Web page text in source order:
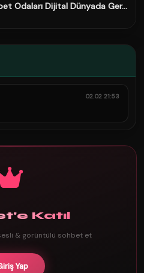
Canlı Sesli Sohbet Odaları Dijital Dünyada Ger...
02.02 21:53
Katıl
& görüntülü sohbet et
Yap